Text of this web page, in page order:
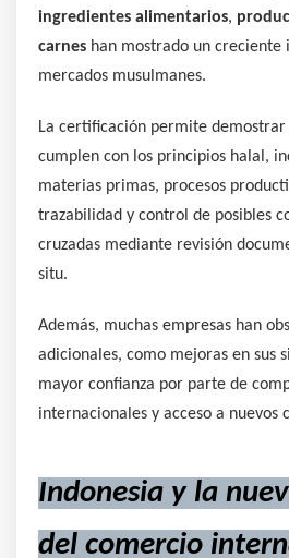
ingredientes alimentarios,
carnes han mostrado un creciente
mercados musulmanes.
La certificación permite demostrar
cumplen con los principios halal,
materias primas, procesos
trazabilidad y control de posibles
cruzadas mediante revisión
situ.
Además, muchas empresas han
adicionales, como mejoras en sus
mayor confianza por parte de
internacionales y acceso a nuevos
Indonesia y la
del comercio